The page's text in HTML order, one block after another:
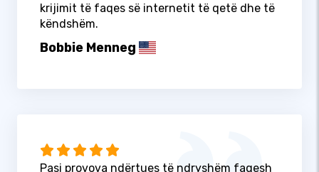
krijimit të faqes së internetit të qetë dhe të
këndshëm.
Bobbie Menneg
Pasi provova ndërtues të ndryshëm faqesh